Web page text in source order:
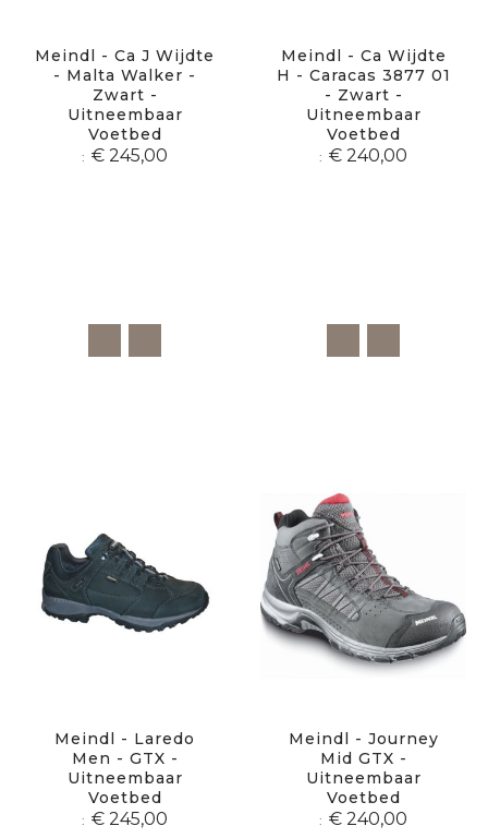
Meindl - Ca J Wijdte
- Malta Walker -
Zwart -
Uitneembaar
Voetbed
€ 245,00
Meindl - Ca Wijdte
H - Caracas 3877 01
- Zwart -
Uitneembaar
Voetbed
€ 240,00
Meindl - Laredo
Men - GTX -
Uitneembaar
Voetbed
€ 245,00
Meindl - Journey
Mid GTX -
Uitneembaar
Voetbed
€ 240,00